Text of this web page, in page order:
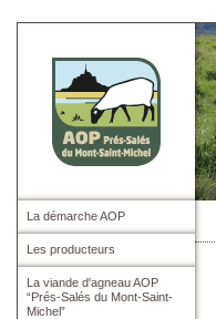
La démarche AOP
Les producteurs
La viande d'agneau AOP
“Prés-Salés du Mont-Saint-
Michel”